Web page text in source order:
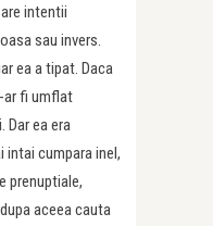
intentii
sau invers.
ea a tipat. Daca
ar fi umflat
Dar ea era
intai cumpara inel,
prenuptiale,
aceea cauta